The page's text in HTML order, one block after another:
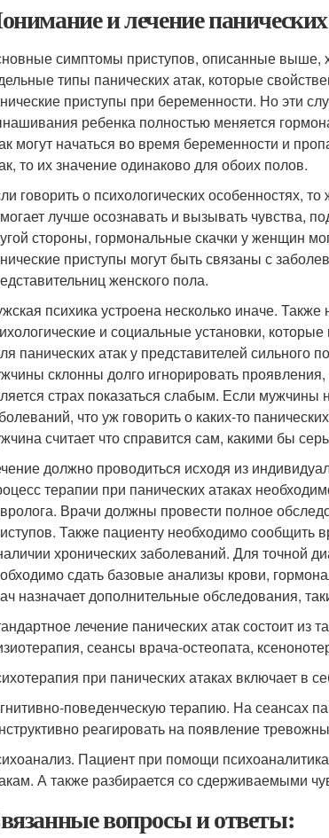
и лечение
симптомы приступов, описанные выше,
типы панических атак, которые
приступы при беременности. Но эти
ребенка полностью меняется
могут начаться во время беременности и
то их значение одинаково для обоих полов.
говорить о психологических особенностях,
лучше осознавать и вызывать чувства,
стороны, гормональные скачки у женщин
приступы могут быть связаны с
женского пола.
психика устроена несколько иначе.
и социальные установки,
панических атак у представителей сильного
склонны долго игнорировать
страх показаться слабым. Если
что уж говорить о каких-то
считает что справится сам, какими бы
должно проводиться исходя из
терапии при панических атаках
Врачи должны провести полное
Также пациенту необходимо сообщить
хронических заболеваний. Для точной
сдать базовые анализы крови,
назначает дополнительные обследования,
лечение панических атак состоит из
сеансы врача-остеопата,
при панических атаках включает в
поведенческую терапию. На сеансах
реагировать на появление
Пациент при помощи
А также разбирается со сдерживаемыми
вопросы и ответы: